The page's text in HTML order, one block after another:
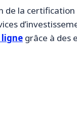
de la
grâce à des